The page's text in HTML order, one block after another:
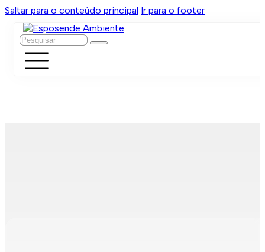
Saltar para o conteúdo principal Ir para o footer
Pesquisar